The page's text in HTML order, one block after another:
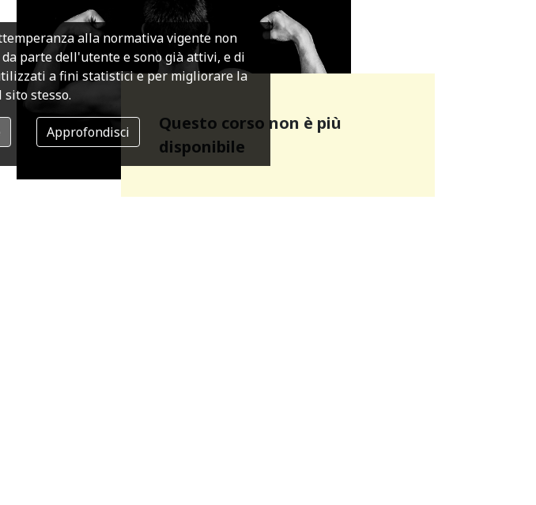
Questo corso non è più
disponibile
alla normativa vigente non
parte dell'utente e sono già attivi, e di
a fini statistici e per migliorare la
stesso.
Approfondisci